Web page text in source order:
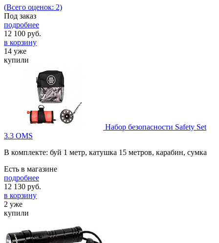
(Всего оценок: 2)
Под заказ
подробнее
12 100 руб.
в корзину
14 уже
купили
Набор безопасности Safety Set
3.3 OMS
В комплекте: буй 1 метр, катушка 15 метров, карабин, сумка
Есть в магазине
подробнее
12 130 руб.
в корзину
2 уже
купили